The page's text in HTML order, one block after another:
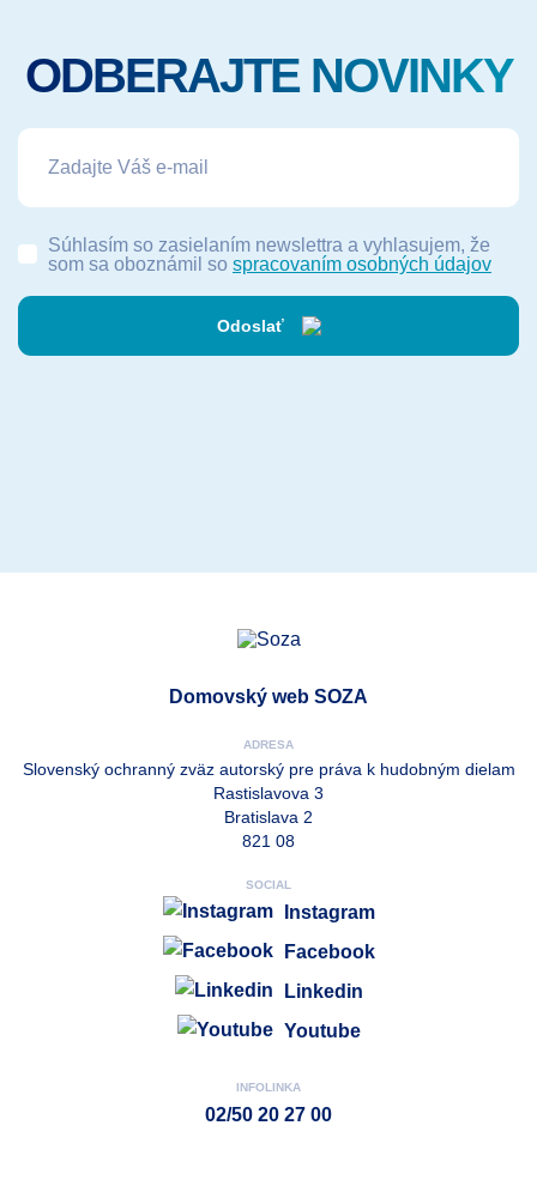
ODBERAJTE NOVINKY
Odoslať
Súhlasím so zasielaním newslettra a vyhlasujem, že
som sa oboznámil so spracovaním osobných údajov
Domovský web SOZA
ADRESA
Slovenský ochranný zväz autorský pre práva k hudobným dielam
Rastislavova 3
Bratislava 2
821 08
SOCIAL
Instagram
Facebook
Linkedin
Youtube
INFOLINKA
02/50 20 27 00